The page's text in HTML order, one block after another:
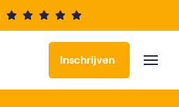
Inschrijven